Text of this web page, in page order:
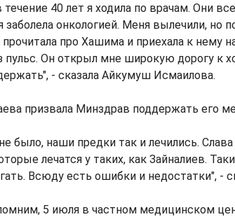
40 лет я ходила по врачам. Они
заболела онкологией. Меня вылечили, но
про Хашима и приехала к нему
пульс. Он открыл мне широкую дорогу к
- сказала Айкумуш Исмаилова.
призвала Минздрав поддержать его
было, наши предки так и лечились. Слава
лечатся у таких, как Зайналиев.
Всюду есть ошибки и недостатки", -
5 июля в частном медицинском